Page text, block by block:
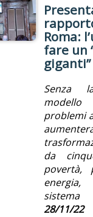
Roma:
fare un
giganti”
Senza
problemi
da
povertà,
energia,
28/11/22